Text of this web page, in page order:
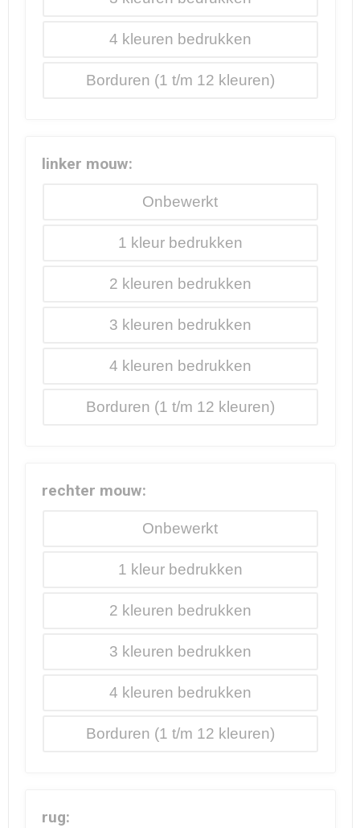
4
Borduren
linker mouw:
Onbewerkt
1
2
3
4
Borduren
rechter mouw:
Onbewerkt
1
2
3
4
Borduren
rug: